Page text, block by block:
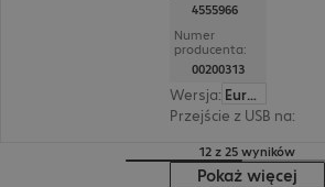
4555966
Numer
producenta:
00200313
Wersja:
Europa
Przejście z USB na:
12 z 25 wyników
Pokaż więcej